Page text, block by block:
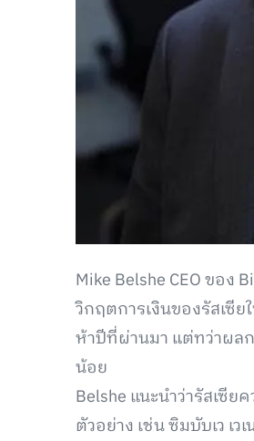
Mike Belshe CEO ของ
วิกฤตการเงินของรัสเซี
ห้าปีที่ผ่านมา แต่ทว่าผล
น้อย
Belshe แนะนำว่ารัสเซี
ตัวอย่าง เช่น ซิมบับเว เ